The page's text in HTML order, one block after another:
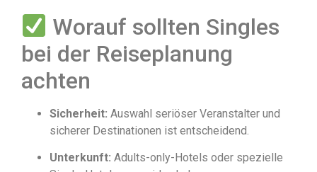
Worauf sollten Singles
bei der Reiseplanung
achten
Sicherheit: Auswahl seriöser Veranstalter und
sicherer Destinationen ist entscheidend.
Unterkunft: Adults-only-Hotels oder spezielle